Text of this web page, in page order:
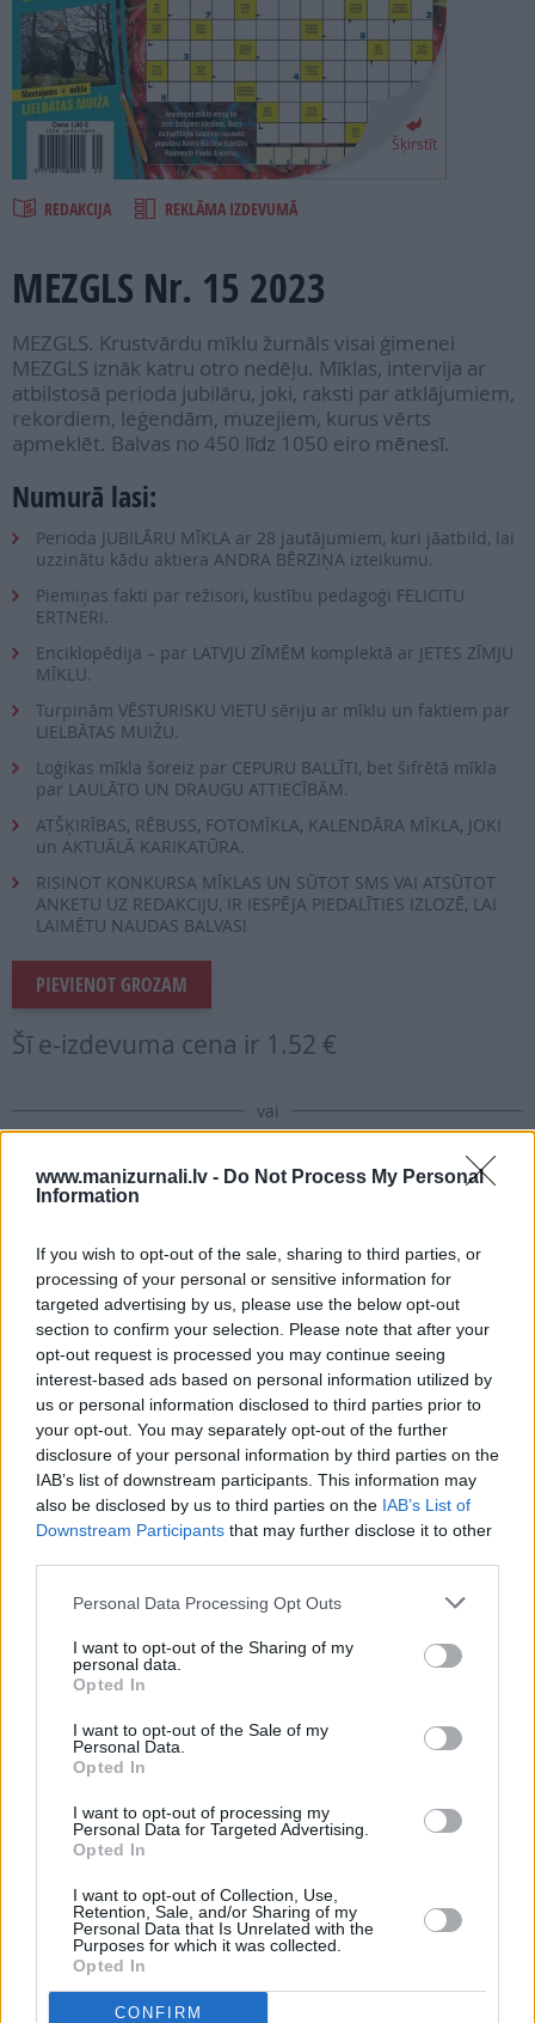
www.manizurnali.lv - Do Not Process My Personal
Information
If you wish to opt-out of the sale, sharing to third parties, or
processing of your personal or sensitive information for
targeted advertising by us, please use the below opt-out
section to confirm your selection. Please note that after your
opt-out request is processed you may continue seeing
interest-based ads based on personal information utilized by
us or personal information disclosed to third parties prior to
your opt-out. You may separately opt-out of the further
disclosure of your personal information by third parties on the
IAB’s list of downstream participants. This information may
also be disclosed by us to third parties on the IAB’s List of
Downstream Participants that may further disclose it to other
Personal Data Processing Opt Outs
I want to opt-out of the Sharing of my
personal data.
Opted In
I want to opt-out of the Sale of my
Personal Data.
Opted In
I want to opt-out of processing my
Personal Data for Targeted Advertising.
Opted In
I want to opt-out of Collection, Use,
Retention, Sale, and/or Sharing of my
Personal Data that Is Unrelated with the
Purposes for which it was collected.
Opted In
CONFIRM
SEARCH
Šķirstīt
REDAKCIJA REKLĀMA IZDEVUMĀ
MEZGLS Nr. 15 2023
MEZGLS. Krustvārdu mīklu žurnāls visai ģimenei
MEZGLS iznāk katru otro nedēļu. Mīklas, intervija ar
atbilstosā perioda jubilāru, joki, raksti par atklājumiem,
rekordiem, leģendām, muzejiem, kurus vērts
apmeklēt. Balvas no 450 līdz 1050 eiro mēnesī.
Numurā lasi:
Perioda JUBILĀRU MĪKLA ar 28 jautājumiem, kuri jāatbild, lai
uzzinātu kādu aktiera ANDRA BĒRZIŅA izteikumu.
Piemiņas fakti par režisori, kustību pedagoģi FELICITU
ERTNERI.
Enciklopēdija – par LATVJU ZĪMĒM komplektā ar JETES ZĪMJU
MĪKLU.
Turpinām VĒSTURISKU VIETU sēriju ar mīklu un faktiem par
LIELBĀTAS MUIŽU.
Loģikas mīkla šoreiz par CEPURU BALLĪTI, bet šifrētā mīkla
par LAULĀTO UN DRAUGU ATTIECĪBĀM.
ATŠĶIRĪBAS, RĒBUSS, FOTOMĪKLA, KALENDĀRA MĪKLA, JOKI
un AKTUĀLĀ KARIKATŪRA.
RISINOT KONKURSA MĪKLAS UN SŪTOT SMS VAI ATSŪTOT
ANKETU UZ REDAKCIJU, IR IESPĒJA PIEDALĪTIES IZLOZĒ, LAI
LAIMĒTU NAUDAS BALVAS!
PIEVIENOT GROZAM
Šī e-izdevuma cena ir 1.52 €
vai
Drukāts izdevums
E-izdevums
Abonēšanas perioda sākums:
2026. gada septembris
Mēnešu skaits:
4 mēneši /18.59 Eur
8 izdevumi / 2.32 Eur par izdevumu *
*Visas cenas portālā ManiZurnali.lv norādītas € ar PVN.
Žurnālu izdevumu skaits var atšķirties, kā to nosaka Lietošanas
E-izdevumu arhīvs